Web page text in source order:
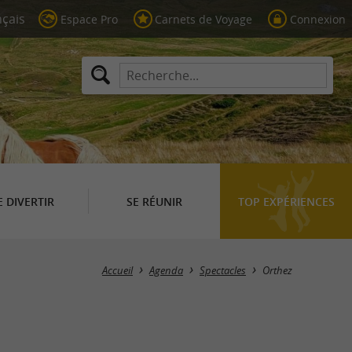
Espace Pro Carnets de Voyage Connexion
DIVERTIR SE RÉUNIR TOP EXPÉRIENCES
Masquer la carte
Accueil Agenda Spectacles Orthez